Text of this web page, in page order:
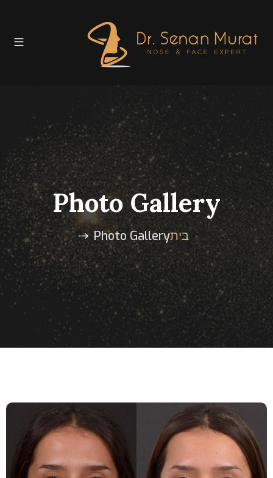
Photo Gallery
ביתPhoto Gallery